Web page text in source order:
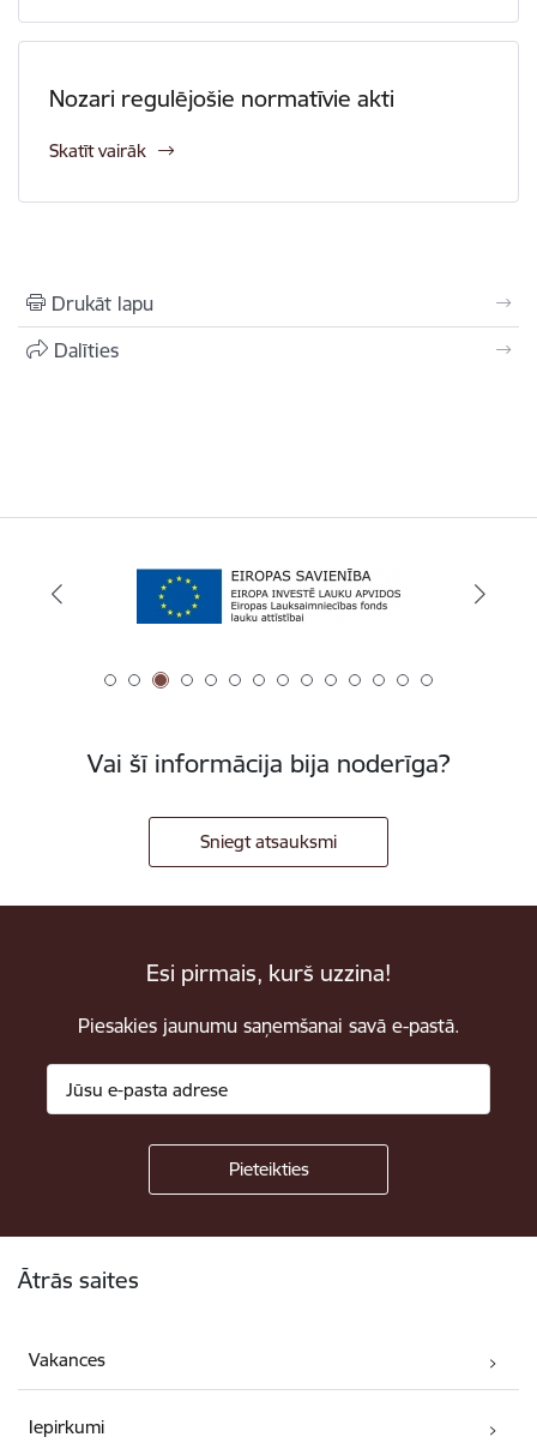
Nozari regulējošie normatīvie akti
Skatīt vairāk
Drukāt lapu
Dalīties
Vai šī informācija bija noderīga?
Sniegt atsauksmi
Esi pirmais, kurš uzzina!
Piesakies jaunumu saņemšanai savā e-pastā.
Ātrās saites
Vakances
Iepirkumi